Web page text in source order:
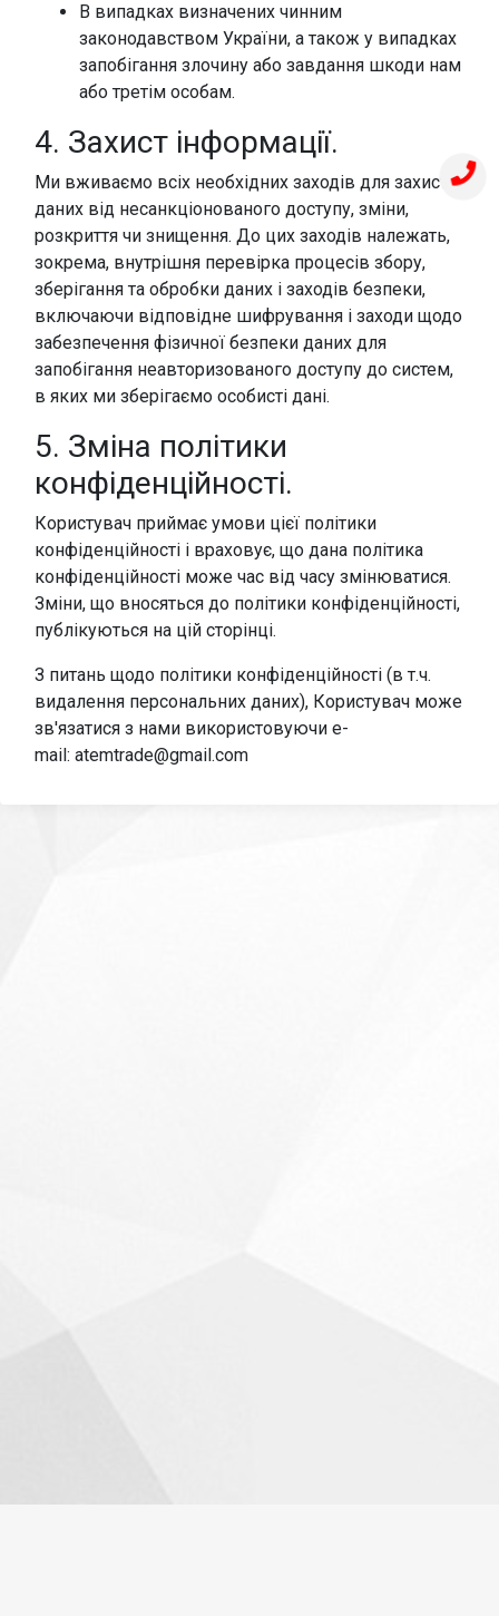
В випадках визначених чинним
законодавством України, а також у випадках
запобігання злочину або завдання шкоди нам
або третім особам.
4. Захист інформації.
Ми вживаємо всіх необхідних заходів для захисту
даних від несанкціонованого доступу, зміни,
розкриття чи знищення. До цих заходів належать,
зокрема, внутрішня перевірка процесів збору,
зберігання та обробки даних і заходів безпеки,
включаючи відповідне шифрування і заходи щодо
забезпечення фізичної безпеки даних для
запобігання неавторизованого доступу до систем,
в яких ми зберігаємо особисті дані.
5. Зміна політики
конфіденційності.
Користувач приймає умови цієї політики
конфіденційності і враховує, що дана політика
конфіденційності може час від часу змінюватися.
Зміни, що вносяться до політики конфіденційності,
публікуються на цій сторінці.
З питань щодо політики конфіденційності (в т.ч.
видалення персональних даних), Користувач може
зв'язатися з нами використовуючи e-
mail: atemtrade@gmail.com